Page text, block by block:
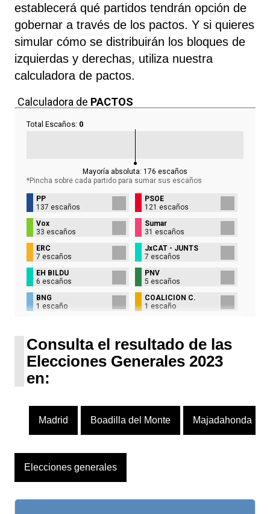
establecerá qué partidos tendrán opción de
gobernar a través de los pactos. Y si quieres
simular cómo se distribuirán los bloques de
izquierdas y derechas, utiliza nuestra
calculadora de pactos.
Calculadora de PACTOS
Total Escaños: 0
Mayoría absoluta: 176 escaños
*Pincha sobre cada partido para sumar sus escaños
PP
137 escaños
PSOE
121 escaños
Vox
33 escaños
Sumar
31 escaños
ERC
7 escaños
JxCAT - JUNTS
7 escaños
EH BILDU
6 escaños
PNV
5 escaños
BNG
1 escaño
COALICIÓN C.
1 escaño
Consulta el resultado de las
Elecciones Generales 2023
en:
Madrid Boadilla del Monte Majadahonda
Elecciones generales